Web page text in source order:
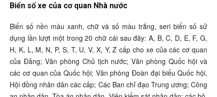
Biển số xe của cơ quan Nhà nước
Biển số nền màu xanh, chữ và số màu trắng, seri biển số sử
dụng lần lượt một trong 20 chữ cái sau đây: A, B, C, D, E, F, G,
H, K, L, M, N, P, S, T, U, V, X, Y, Z cấp cho xe của các cơ quan
của Đảng; Văn phòng Chủ tịch nước; Văn phòng Quốc hội và
các cơ quan của Quốc hội; Văn phòng Đoàn đại biểu Quốc hội,
Hội đồng nhân dân các cấp; Các Ban chỉ đạo Trung ương; Công